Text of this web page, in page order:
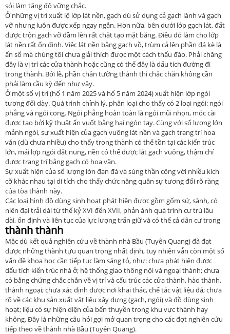
sỏi làm tăng độ vững chắc.
Ở những vị trí xuất lộ lớp lát nền, gạch dù sử dụng cả gạch lành và gạch
vỡ nhưng luôn được xếp ngay ngắn. Hơn nữa, bên dưới lớp gạch lát, đất
được trộn gạch vỡ đầm lèn rất chặt tạo mặt bằng. Điều đó làm cho lớp
lát nền rất ổn định. Việc lát nền bằng gạch vồ, trùm cả lên phần đá kè là
ấn số mà chúng tôi chưa giải thích được một cách thấu đáo. Phải chăng
đây là vị trí các cửa thành hoặc cũng có thể đây là dấu tích đường đi
trong thành. Bởi lẽ, phần chân tường thành thì chắc chắn không cần
phải làm cầu kỳ đến như vậy.
Ở một số vị trí (hố 1 năm 2025 và hố 5 năm 2024) xuất hiện lớp ngói
tương đối dày. Quá trình chỉnh lý, phân loại cho thấy có 2 loại ngói: ngói
phẳng và ngói cong. Ngói phẳng hoàn toàn là ngói mũi nhọn, móc cài
được tạo bởi kỹ thuật ấn vuốt bằng hai ngón tay. Cùng với số lượng lớn
mảnh ngói, sự xuất hiện của gạch vuông lát nền và gạch trang trí hoa
văn (dù chưa nhiều) cho thấy trong thành có thể tồn tại các kiến trúc
lớn, mái lợp ngói đất nung, nền có thể được lát gạch vuông, thậm chí
được trang trí bằng gạch có hoa văn.
Sự xuất hiện của số lượng lớn đạn đá và súng thần công với nhiều kích
cỡ khác nhau tại di tích cho thấy chức năng quân sự tương đối rõ ràng
của tòa thành này.
Các loại hình đồ dùng sinh hoạt phát hiện được gồm gốm sứ, sành, có
niên đại trải dài từ thế kỷ XVI đến XVII, phản ánh quá trình cư trú lâu
dài, ổn định và liên tục của lực lượng trấn giữ và có thể cả dân cư trong
thành thành
Mặc dù kết quả nghiên cứu về thành nhà Bầu (Tuyên Quang) đã đạt
được những thành tựu quan trọng nhất định, tuy nhiên vẫn còn một số
vấn đề khoa học cần tiếp tục làm sáng tỏ, như: chưa phát hiện được
dấu tích kiến trúc nhà ở; hệ thống giao thông nội và ngoại thành; chưa
có bằng chứng chắc chắn về vị trí và cấu trúc các cửa thành, hào thành,
thành ngoại; chưa xác định được nơi khai thác, chế tác vật liệu đá; chưa
rõ về các khu sản xuất vật liệu xây dựng (gạch, ngói) và đồ dùng sinh
hoạt; liệu có sự hiện diện của bến thuyền trong khu vực thành hay
không. Đây là những câu hỏi gợi mở quan trọng cho các đợt nghiên cứu
tiếp theo về thành nhà Bầu (Tuyên Quang).